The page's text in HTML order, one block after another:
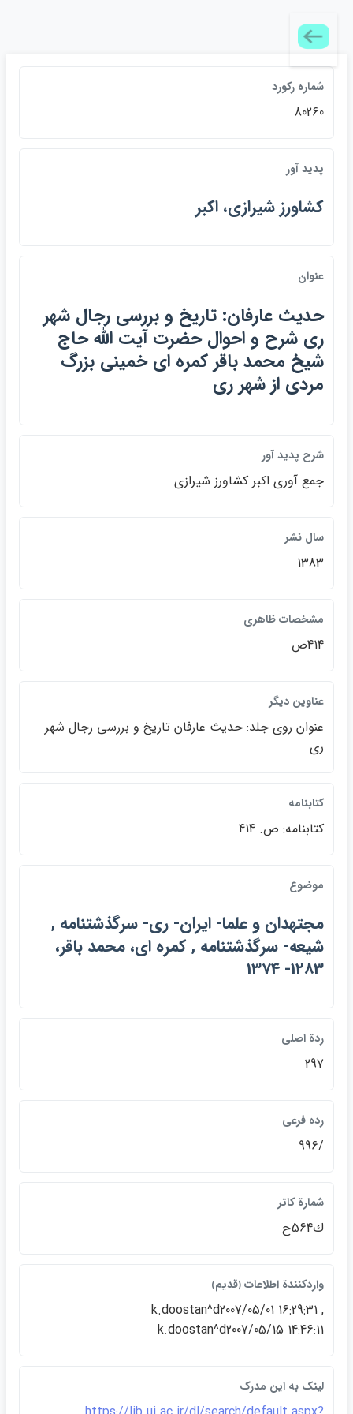
شماره ركورد
80260
پديد آور
كشاورز شيرازي، اكبر
عنوان
حديث عارفان: تاريخ و بررسي رجال شهر
ري شرح و احوال حضرت آيت الله حاج
شيخ محمد باقر كمره اي خميني بزرگ
مردي از شهر ري
شرح پديد آور
جمع آوري اكبر كشاورز شيرازي
سال نشر
1383
مشخصات ظاهري
414ص
عناوين ديگر
عنوان روي جلد: حديث عارفان تاريخ و بررسي رجال شهر
ري
كتابنامه
كتابنامه: ص. 414
موضوع
مجتهدان و علما- ايران- ري- سرگذشتنامه ,
شيعه- سرگذشتنامه , كمره اي، محمد باقر،
1283- 1374
ردة اصلي
297
رده فرعي
/996
شمارة كاتر
ك564ح
واردكنندة اطلاعات ﴿قديم﴾
k.doostan^d2007/05/01 16:29:31 ,
k.doostan^d2007/05/15 14:46:11
لينک به اين مدرک